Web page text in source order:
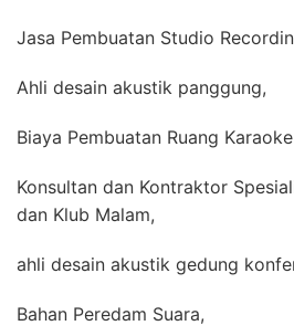
Jasa Pembuatan Studio
Ahli desain akustik panggung,
Biaya Pembuatan Ruang
Konsultan dan Kontraktor
dan Klub Malam,
ahli desain akustik gedung
Bahan Peredam Suara,